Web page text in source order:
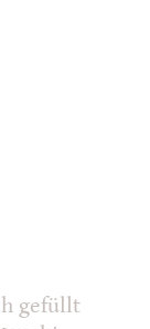
gefüllt